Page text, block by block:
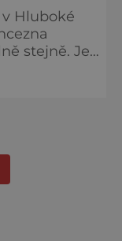
Hluboké
stejně. Je
tabuli.